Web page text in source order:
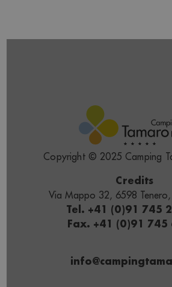
Copyright © 2025 Camping
Credits
Via Mappo 32, 6598 Tenero,
Tel. +41 (0)91 745
Fax. +41 (0)91 745